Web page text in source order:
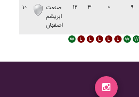
۱۰
صنعت
ابريشم
اصفهان
۱۲ ۳ ۰ ۹